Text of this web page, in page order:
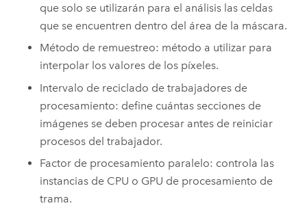
que solo se utilizarán para el análisis las celdas
que se encuentren dentro del área de la máscara.
Método de remuestreo: método a utilizar para
interpolar los valores de los píxeles.
Intervalo de reciclado de trabajadores de
procesamiento: define cuántas secciones de
imágenes se deben procesar antes de reiniciar
procesos del trabajador.
Factor de procesamiento paralelo: controla las
instancias de CPU o GPU de procesamiento de
trama.